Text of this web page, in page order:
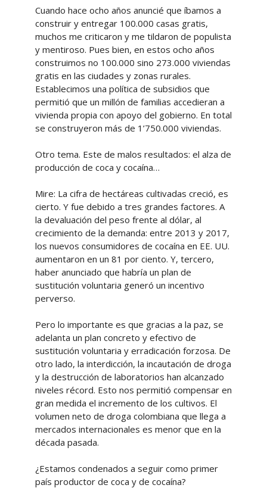
Cuando hace ocho años anuncié que íbamos a
construir y entregar 100.000 casas gratis,
muchos me criticaron y me tildaron de populista
y mentiroso. Pues bien, en estos ocho años
construimos no 100.000 sino 273.000 viviendas
gratis en las ciudades y zonas rurales.
Establecimos una política de subsidios que
permitió que un millón de familias accedieran a
vivienda propia con apoyo del gobierno. En total
se construyeron más de 1’750.000 viviendas.
Otro tema. Este de malos resultados: el alza de
producción de coca y cocaína…
Mire: La cifra de hectáreas cultivadas creció, es
cierto. Y fue debido a tres grandes factores. A
la devaluación del peso frente al dólar, al
crecimiento de la demanda: entre 2013 y 2017,
los nuevos consumidores de cocaína en EE. UU.
aumentaron en un 81 por ciento. Y, tercero,
haber anunciado que habría un plan de
sustitución voluntaria generó un incentivo
perverso.
Pero lo importante es que gracias a la paz, se
adelanta un plan concreto y efectivo de
sustitución voluntaria y erradicación forzosa. De
otro lado, la interdicción, la incautación de droga
y la destrucción de laboratorios han alcanzado
niveles récord. Esto nos permitió compensar en
gran medida el incremento de los cultivos. El
volumen neto de droga colombiana que llega a
mercados internacionales es menor que en la
década pasada.
¿Estamos condenados a seguir como primer
país productor de coca y de cocaína?